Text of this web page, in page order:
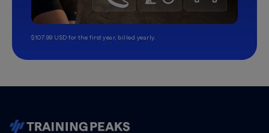
$107.99 USD for the first year, billed yearly.